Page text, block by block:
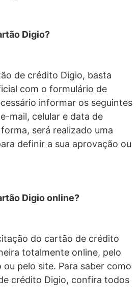
Digio?
de crédito Digio, basta
com o formulário de
informar os seguintes
mail, celular e data de
será realizado uma
definir a sua aprovação ou
Digio online?
do cartão de crédito
totalmente online, pelo
ou pelo site. Para saber como
crédito Digio, confira todos